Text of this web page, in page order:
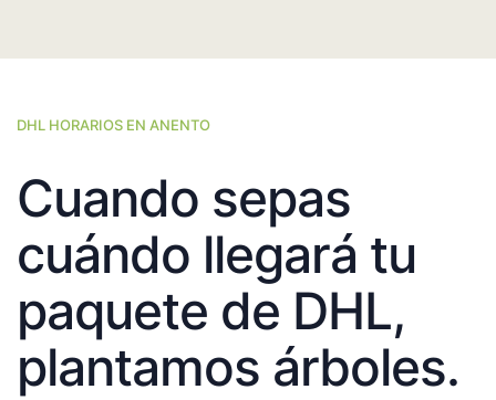
DHL HORARIOS EN ANENTO
Cuando sepas
cuándo llegará tu
paquete de DHL,
plantamos árboles.